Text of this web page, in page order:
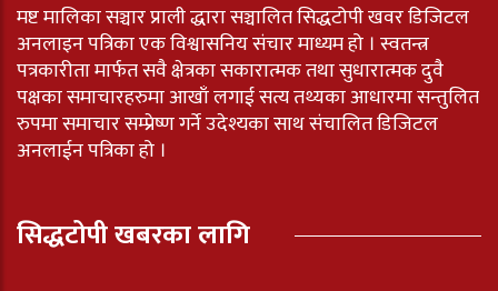
मष्ट मालिका सञ्चार प्राली द्धारा सञ्चालित सिद्धटोपी खवर डिजिटल
अनलाइन पत्रिका एक विश्वासनिय संचार माध्यम हो । स्वतन्त्र
पत्रकारीता मार्फत सवै क्षेत्रका सकारात्मक तथा सुधारात्मक दुवै
पक्षका समाचारहरुमा आखाँ लगाई सत्य तथ्यका आधारमा सन्तुलित
रुपमा समाचार सम्प्रेष्ण गर्ने उदेश्यका साथ संचालित डिजिटल
अनलाईन पत्रिका हो ।
सिद्धटोपी खबरका लागि